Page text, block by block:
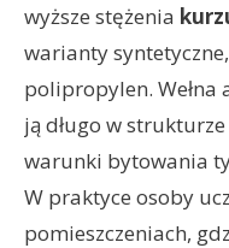
wyższe stężenia
warianty
polipropylen.
ją długo w
warunki bytowania
W praktyce osoby
pomieszczeniach,